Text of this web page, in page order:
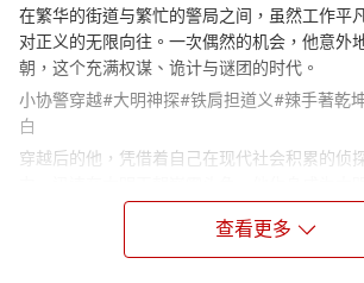
在繁华的街道与繁忙的警局之间，虽然工作平
对正义的无限向往。一次偶然的机会，他意外
朝，这个充满权谋、诡计与谜团的时代。
小协警穿越#大明神探#铁肩担道义#辣手著乾
白
穿越后的他，凭借着自己在现代社会积累的侦
道义，不畏强权，不惧艰险，誓要揭开每一个
宫廷内的尔虞我诈，还是江湖上的恩怨情仇，
查看更多